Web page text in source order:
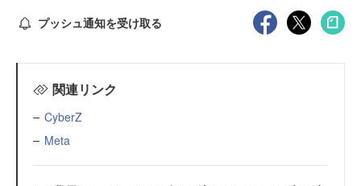
プッシュ通知を受け取る
関連リンク
CyberZ
Meta